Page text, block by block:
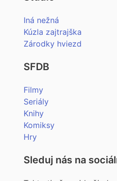
Iná nežná
Kúzla zajtrajška
Zárodky hviezd
SFDB
Filmy
Seriály
Knihy
Komiksy
Hry
Sleduj nás na